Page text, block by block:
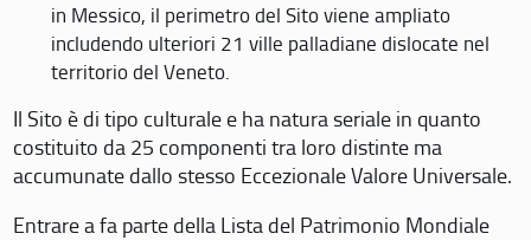
in Messico, il perimetro del Sito viene ampliato
includendo ulteriori 21 ville palladiane dislocate nel
territorio del Veneto.
Il Sito è di tipo culturale e ha natura seriale in quanto
costituito da 25 componenti tra loro distinte ma
accumunate dallo stesso Eccezionale Valore Universale.
Entrare a fa parte della Lista del Patrimonio Mondiale